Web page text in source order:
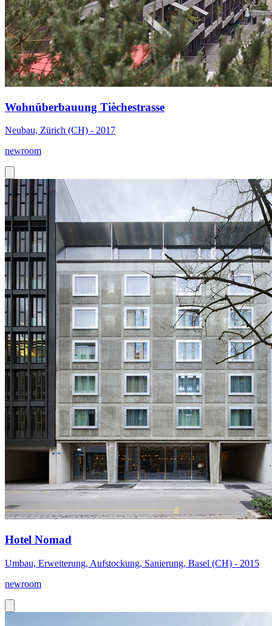
Wohnüberbauung Tièchestrasse
Neubau, Zürich (CH) - 2017
newroom
Hotel Nomad
Umbau, Erweiterung, Aufstockung, Sanierung, Basel (CH) - 2015
newroom